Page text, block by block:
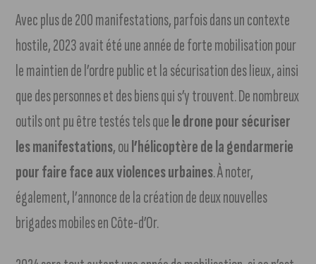
Avec plus de 200 manifestations, parfois dans un contexte
hostile, 2023 avait été une année de forte mobilisation pour
le maintien de l’ordre public et la sécurisation des lieux, ainsi
que des personnes et des biens qui s’y trouvent. De nombreux
outils ont pu être testés tels quele drone pour sécuriser
les manifestations, oul’hélicoptère de la gendarmerie
pour faire face aux violences urbaines. À noter,
également, l’annonce de la création de deux nouvelles
brigades mobiles en Côte-d’Or.